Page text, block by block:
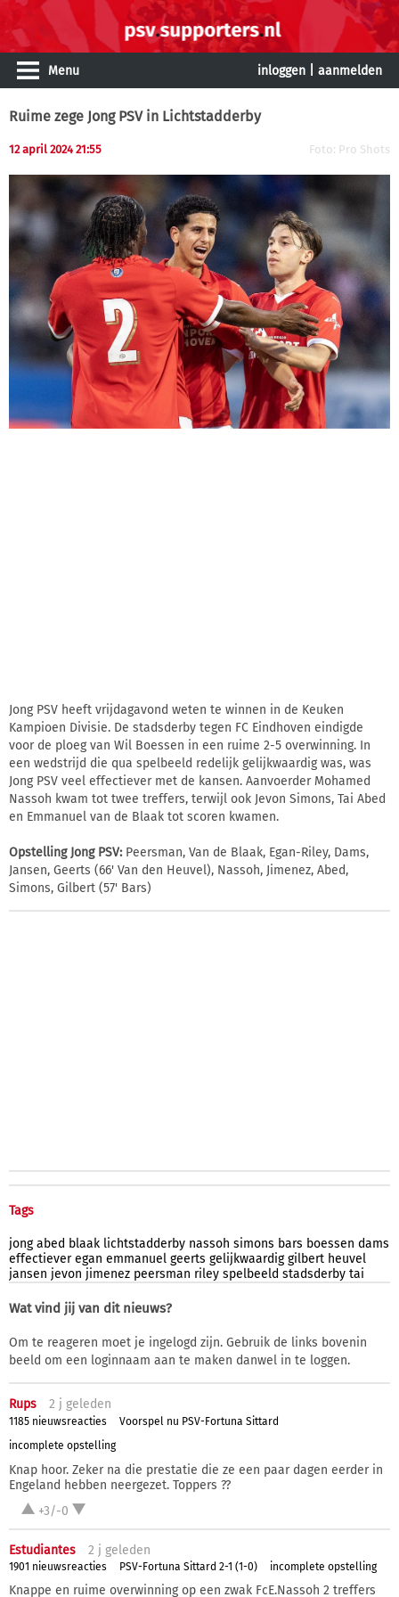
Menu inloggen aanmelden
Ruime zege Jong PSV in Lichtstadderby
12 april 2024 21:55 Foto: Pro Shots
Jong PSV heeft vrijdagavond weten te winnen in de Keuken
Kampioen Divisie. De stadsderby tegen FC Eindhoven eindigde
voor de ploeg van Wil Boessen in een ruime 2-5 overwinning. In
een wedstrijd die qua spelbeeld redelijk gelijkwaardig was, was
Jong PSV veel effectiever met de kansen. Aanvoerder Mohamed
Nassoh kwam tot twee treffers, terwijl ook Jevon Simons, Tai Abed
en Emmanuel van de Blaak tot scoren kwamen.
Opstelling Jong PSV:Peersman, Van de Blaak, Egan-Riley, Dams,
Jansen, Geerts (66' Van den Heuvel), Nassoh, Jimenez, Abed,
Simons, Gilbert (57' Bars)
Tags
jong abed blaak lichtstadderby nassoh simons bars boessen dams
effectiever egan emmanuel geerts gelijkwaardig gilbert heuvel
jansen jevon jimenez peersman riley spelbeeld stadsderby tai
Wat vind jij van dit nieuws?
Om te reageren moet je ingelogd zijn. Gebruik de links bovenin
beeld om een loginnaam aan te maken danwel in te loggen.
Rups 2 j geleden
1185 nieuwsreacties
Voorspel nu PSV-Fortuna Sittard
incomplete opstelling
Knap hoor. Zeker na die prestatie die ze een paar dagen eerder in
Engeland hebben neergezet. Toppers ??
+3/-0
Estudiantes 2 j geleden
1901 nieuwsreacties PSV-Fortuna Sittard 2-1 (1-0) incomplete opstelling
Knappe en ruime overwinning op een zwak FcE.Nassoh 2 treffers